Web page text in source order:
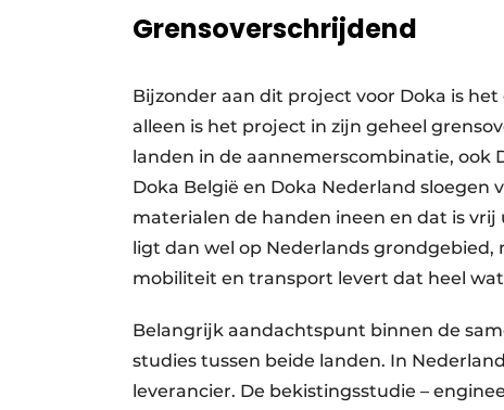
Grensoverschrijdend
Bijzonder aan dit project voor Doka is
alleen is het project in zijn geheel
landen in de aannemerscombinatie, ook
Doka België en Doka Nederland sloegen
materialen de handen ineen en dat is vrij
ligt dan wel op Nederlands
mobiliteit en transport levert dat heel wat
Belangrijk aandachtspunt binnen de
studies tussen beide landen. In
leverancier. De bekistingsstudie –